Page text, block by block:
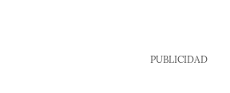
PUBLICIDAD